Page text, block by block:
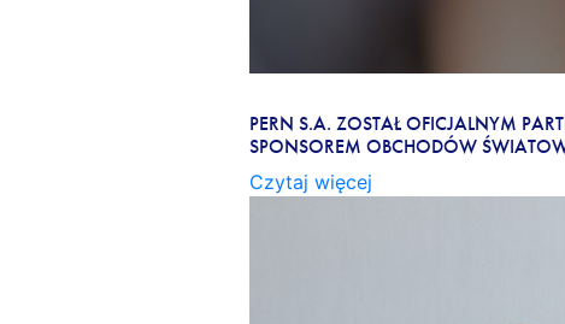
PERN S.A. ZOSTAŁ OFICJALNYM
SPONSOREM OBCHODÓW
Czytaj więcej